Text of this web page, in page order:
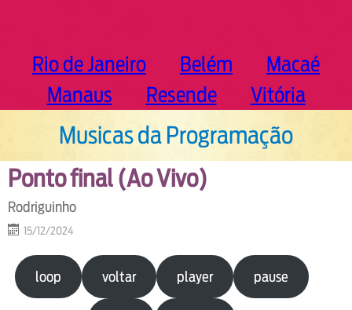
Rio de Janeiro Belém
Macaé
Manaus
Resende Vitória
Musicas da Programação
Ponto final (Ao Vivo)
Rodriguinho
15/12/2024
loop voltar player pause